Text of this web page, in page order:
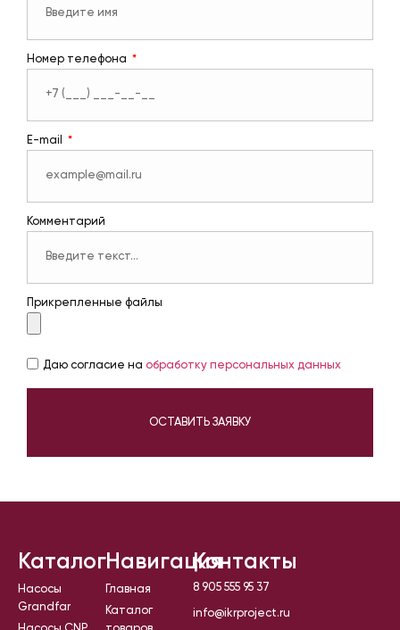
Номер телефона
E-mail
Комментарий
Прикрепленные файлы
Даю согласие на обработку персональных данных
ОСТАВИТЬ ЗАЯВКУ
Каталог
Насосы
Grandfar
Навигация
Главная
Каталог
Контакты
8 905 555 95 37
info@ikrproject.ru